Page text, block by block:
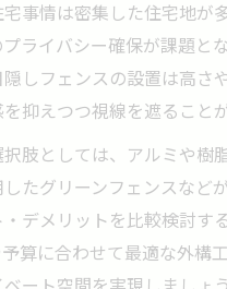
事情は密集した住宅地が
ライバシー確保が課題と
しフェンスの設置は高さ
抑えつつ視線を遮ること
肢としては、アルミや樹
たグリーンフェンスなど
デメリットを比較検討す
算に合わせて最適な外構